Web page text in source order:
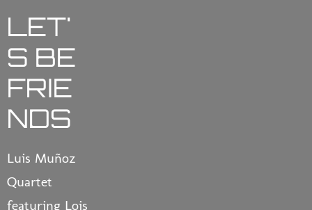
LET'
S BE
FRIE
NDS
Luis Muñoz
Quartet
featuring Lois